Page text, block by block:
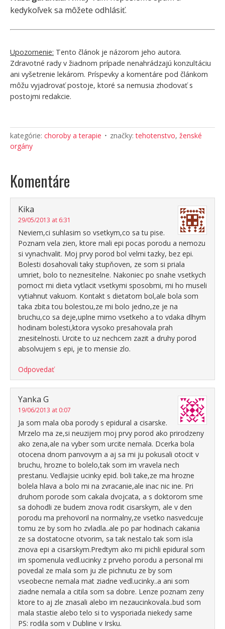
kedykoľvek sa môžete odhlásiť.
Upozornenie: Tento článok je názorom jeho autora.
Zdravotné rady v žiadnom prípade nenahrádzajú konzultáciu
ani vyšetrenie lekárom. Príspevky a komentáre pod článkom
môžu vyjadrovať postoje, ktoré sa nemusia zhodovať s
postojmi redakcie.
kategórie: choroby a terapie značky:tehotenstvo, ženské
orgány
Komentáre
Kika
29/05/2013 at 6:31
Neviem,ci suhlasim so vsetkym,co sa tu pise.
Poznam vela zien, ktore mali epi pocas porodu a nemozu
si vynachvalit. Moj prvy porod bol velmi tazky, bez epi.
Bolesti dosahovali taky stupňoven, ze som si priala
umriet, bolo to neznesitelne. Nakoniec po snahe vsetkych
pomoct mi dieta vytlacit vsetkymi sposobmi, mi ho museli
vytiahnut vakuom. Kontakt s dietatom bol,ale bola som
taka zbita tou bolestou,ze mi bolo jedno,ze je na
bruchu,co sa deje,uplne mimo vsetkeho a to vdaka dlhym
hodinam bolesti,ktora vysoko presahovala prah
znesitelnosti. Urcite to uz nechcem zazit a druhy porod
absolvujem s epi, je to mensie zlo.
Odpovedať
Yanka G
19/06/2013 at 0:07
Ja som mala oba porody s epidural a cisarske.
Mrzelo ma ze,si neuzijem moj prvy porod ako prirodzeny
ako zena,ale na vyber som urcite nemala. Dcerka bola
otocena dnom panvovym a aj sa mi ju pokusali otocit v
bruchu, hrozne to bolelo,tak som im vravela nech
prestanu. Vedlajsie ucinky epid. boli take,ze ma hrozne
bolela hlava a bolo mi na zvracanie,ale inac nic ine. Pri
druhom porode som cakala dvojcata, a s doktorom sme
sa dohodli ze budem znova rodit cisarskym, ale v den
porodu ma prehovoril na normalny,ze vsetko nasvedcuje
tomu ze by som ho zvladla..ale po par hodinach cakania
ze sa dostatocne otvorim, sa tak nestalo tak som isla
znova epi a cisarskym.Predtym ako mi pichli epidural som
im spomenula vedl.ucinky z prveho porodu a personal mi
povedal ze mala som ju zle pichnutu ze by som
vseobecne nemala mat ziadne vedl.ucinky..a ani som
ziadne nemala a citila som sa dobre. Lenze poznam zeny
ktore to aj zle znasali alebo im nezaucinkovala..bud som
mala stastie alebo telo si to vysporiada niekedy same
PS: rodila som v Dubline v Irsku.